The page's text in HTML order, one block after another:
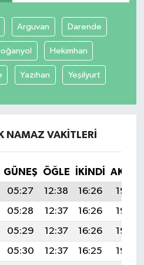
Arguvan Darende
Hekimhan
Yazıhan Yeşilyurt
NAMAZ VAKITLERI
GÜNEŞ ÖĞLE İKINDI
05:27 12:38 16:26
19:38
05:28 12:37 16:26
19:37
05:29 12:37 16:26
19:36
05:30 12:37 16:25
19:35